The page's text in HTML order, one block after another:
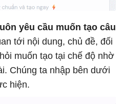
yêu cầu muốn tạo câu
tới nội dung, chủ đề, đối
muốn tạo tại chế độ nhờ
Chúng ta nhập bên dưới
hiện.